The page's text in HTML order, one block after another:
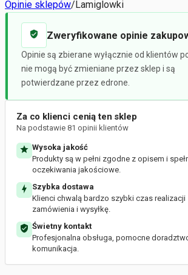
Opinie sklepów/Lamiglowki
Zweryfikowane opinie
Opinie są zbierane wyłącznie od klientów
nie mogą być zmieniane przez sklep i są
potwierdzane przez edrone.
Za co klienci cenią ten sklep
Na podstawie 81 opinii klientów
Wysoka jakość
Produkty są w pełni zgodne z opisem i
oczekiwania jakościowe.
Szybka dostawa
Klienci chwalą bardzo szybki czas realizacji
zamówienia i wysyłkę.
Świetny kontakt
Profesjonalna obsługa, pomocne
komunikacja.